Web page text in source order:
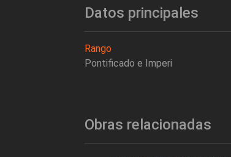
Datos principales
Rango
Pontificado e Imperi
Obras relacionadas